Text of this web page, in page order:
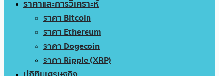
ราคาและการวิเคราะห์
ราคา Bitcoin
ราคา Ethereum
ราคา Dogecoin
ราคา Ripple (XRP)